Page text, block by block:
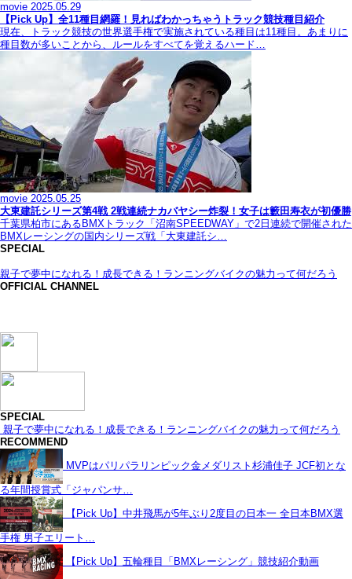
movie 2025.05.29
【Pick Up】全11種目網羅！見ればわかっちゃうトラック競技種目紹介
現在、トラック競技の世界選手権で実施されている種目は11種目。あまりに
種目数が多いことから、ルールをすべてを覚えるハード…
movie 2025.05.25
大東建託シリーズ第4戦 2戦連続ナカバヤシー炸裂！女子は籔田寿衣が初優勝
千葉県柏市にあるBMXトラック「沼南SPEEDWAY」で2日連続で開催された
BMXレーシングの国内シリーズ戦「大東建託シ…
SPECIAL
親子で夢中になれる！成長できる！ランニングバイクの魅力って何だろう
OFFICIAL CHANNEL
SPECIAL
親子で夢中になれる！成長できる！ランニングバイクの魅力って何だろう
RECOMMEND
MVPはパリパラリンピック金メダリスト杉浦佳子 JCF初とな
る年間授賞式「ジャパンサ…
【Pick Up】中井飛馬が5年ぶり2度目の日本一 全日本BMX選
手権 男子エリート…
【Pick Up】五輪種目「BMXレーシング」競技紹介動画